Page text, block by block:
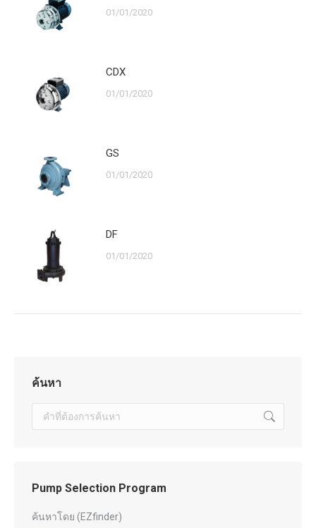
01/01/2020
CDX
01/01/2020
GS
01/01/2020
DF
01/01/2020
ค้นหา
Search:
Pump Selection Program
ค้นหาโดย (EZfinder)